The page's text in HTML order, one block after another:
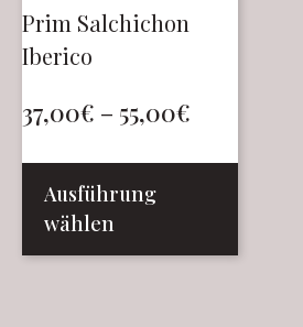
Prim Salchichon
Iberico
37,00€ – 55,00€
Ausführung
wählen